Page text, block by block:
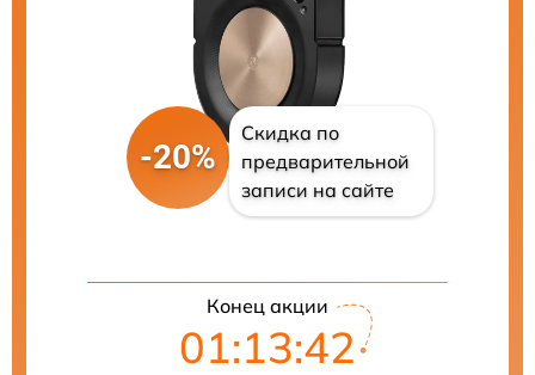
-20%
Скидка по
предварительной
записи на сайте
Конец акции
01:13:41